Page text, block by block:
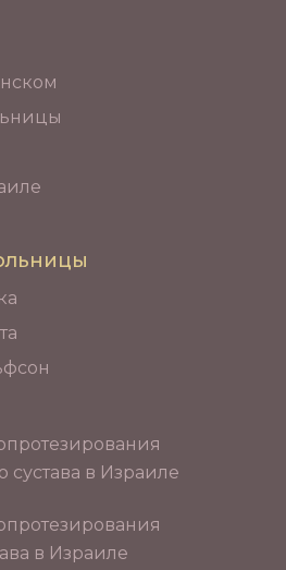
сустава в Израиле
в Израиле